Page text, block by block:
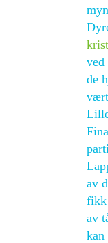
ved
de
av
fikk
av
kan